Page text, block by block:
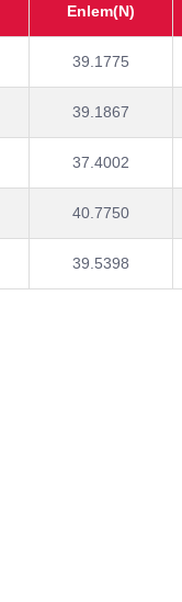
Enlem(N)
39.1775
39.1867
37.4002
40.7750
39.5398